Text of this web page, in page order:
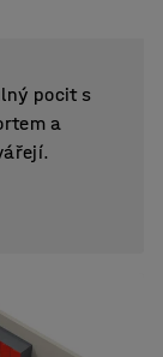
pocit s
a